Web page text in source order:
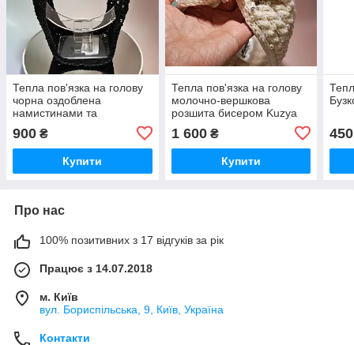
Тепла пов'язка на голову
чорна оздоблена
намистинами та
Production
900 ₴
Купити
Тепла пов'язка на голову
молочно-вершкова
розшита бисером Kuzya
1 600₴
Купити
450
Про нас
100% позитивних з 17 відгуків за рік
Працює з 14.07.2018
м. Київ
вул. Бориспільська, 9, Київ, Україна
Контакти